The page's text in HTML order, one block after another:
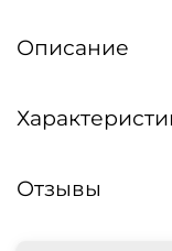
Описание
Отзывы